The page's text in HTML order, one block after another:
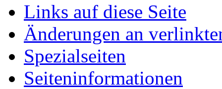
Links auf diese Seite
Änderungen an
Spezialseiten
Seiten­informationen